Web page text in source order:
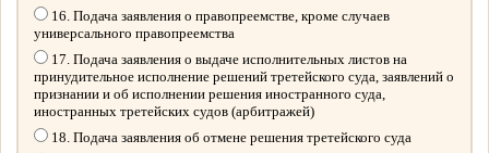
16. Подача заявления о правопреемстве, кроме случаев
универсального правопреемства
17. Подача заявления о выдаче исполнительных листов на
принудительное исполнение решений третейского суда, заявлений о
признании и об исполнении решения иностранного суда,
иностранных третейских судов (арбитражей)
18. Подача заявления об отмене решения третейского суда